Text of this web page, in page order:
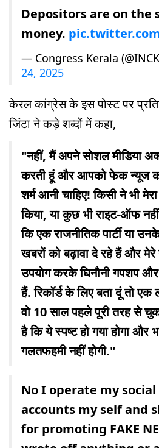
Depositors are on
money.
— Congress Kerala
24, 2025
केरल कांग्रेस के इस पोस्ट पर
जिंटा ने कड़े शब्दों में कहा,
"नहीं, मैं अपने सोशल मीडिया
करती हूं और आपको फेक न्यूज
शर्म आनी चाहिए! किसी ने भी
किया, या कुछ भी राइट-ऑफ
कि एक राजनीतिक पार्टी या
खबरों को बढ़ावा दे रहे हैं और मेरे
उपयोग करके घिनौनी गपशप
हैं. रिकॉर्ड के लिए बता दूं तो एक
वो 10 साल पहले पूरी तरह से
है कि ये स्पष्ट हो गया होगा और
गलतफहमी नहीं होगी."
No I operate my
accounts my self and
for promoting FAKE